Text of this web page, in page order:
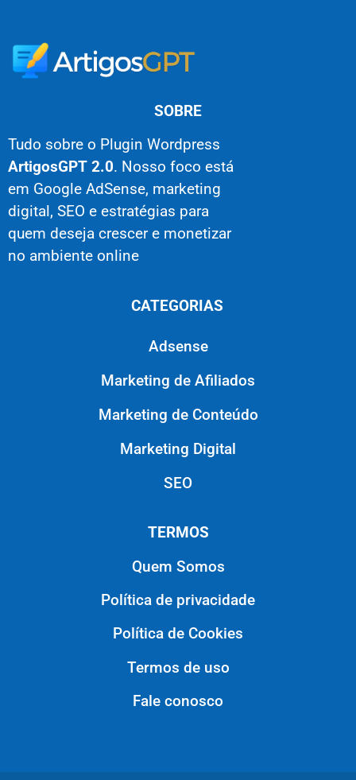
SOBRE
Tudo sobre o Plugin Wordpress
ArtigosGPT 2.0. Nosso foco está
em Google AdSense, marketing
digital, SEO e estratégias para
quem deseja crescer e monetizar
no ambiente online
CATEGORIAS
Adsense
Marketing de Afiliados
Marketing de Conteúdo
Marketing Digital
SEO
TERMOS
Quem Somos
Política de privacidade
Política de Cookies
Termos de uso
Fale conosco